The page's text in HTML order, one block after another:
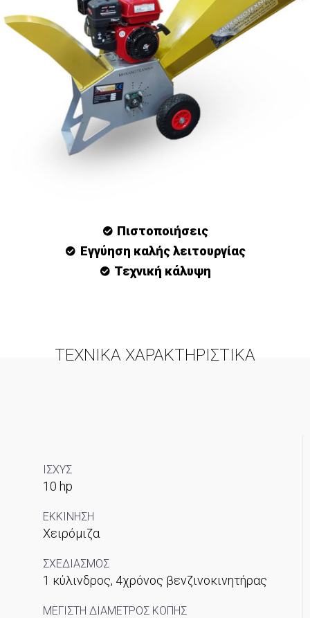
Πιστοποιήσεις
Εγγύηση καλής λειτουργίας
Τεχνική κάλυψη
ΤΕΧΝΙΚΑ ΧΑΡΑΚΤΗΡΙΣΤΙΚΑ
ΙΣΧΥΣ
10 hp
ΕΚΚΙΝΗΣΗ
Χειρόμιζα
ΣΧΕΔΙΑΣΜΟΣ
1 κύλινδρος, 4χρόνος βενζινοκινητήρας
ΜΕΓΙΣΤΗ ΔΙΑΜΕΤΡΟΣ ΚΟΠΗΣ